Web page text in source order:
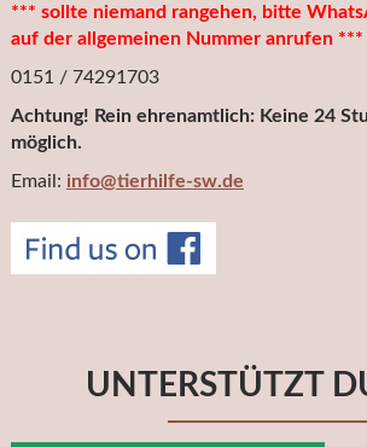
*** sollte niemand rangehen, bitte
auf der allgemeinen Nummer anrufen ***
0151 / 74291703
Achtung! Rein ehrenamtlich: Keine 24
möglich.
Email: info@tierhilfe-sw.de
UNTERSTÜTZT